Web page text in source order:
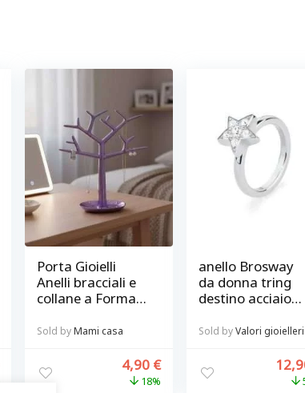
Porta Gioielli
Anelli bracciali e
collane a Forma
Resina Lilla
Sold byMami casa
4,90 €
18%
anello Brosway
da donna tring
destino acciaio
misura 14
Sold byValori